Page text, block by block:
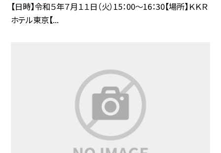
【日時】令和５年７月１１日（火）15：00〜16：30【場所】ＫＫＲ
ホテル東京【...